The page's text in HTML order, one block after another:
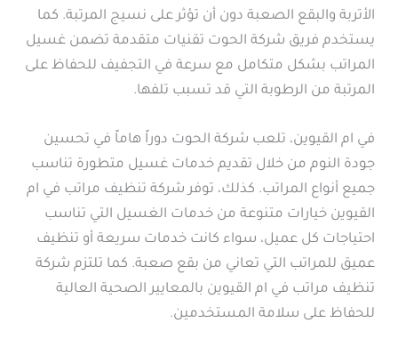
الأتربة والبقع الصعبة دون أن تؤثر على نسيج المرتبة. كما
يستخدم فريق شركة الحوت تقنيات متقدمة تضمن غسيل
المراتب بشكل متكامل مع سرعة في التجفيف للحفاظ على
المرتبة من الرطوبة التي قد تسبب تلفها.
في ام القيوين، تلعب شركة الحوت دوراً هاماً في تحسين
جودة النوم من خلال تقديم خدمات غسيل متطورة تناسب
جميع أنواع المراتب. كذلك، توفر شركة تنظيف مراتب في ام
القيوين خيارات متنوعة من خدمات الغسيل التي تناسب
احتياجات كل عميل، سواء كانت خدمات سريعة أو تنظيف
عميق للمراتب التي تعاني من بقع صعبة. كما تلتزم شركة
تنظيف مراتب في ام القيوين بالمعايير الصحية العالية
للحفاظ على سلامة المستخدمين.